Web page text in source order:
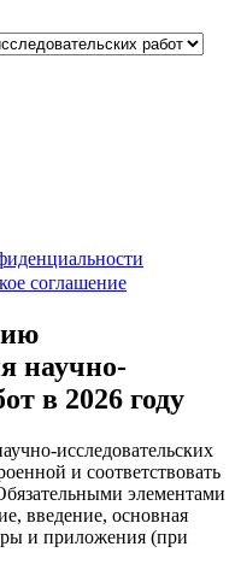
соглашение
научно-
в 2026 году
исследовательских
и соответствовать
элементами
введение, основная
и приложения (при